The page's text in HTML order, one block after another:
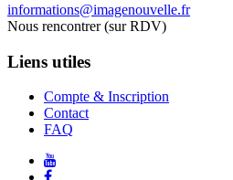
informations@imagenouvelle.fr
Nous rencontrer (sur RDV)
Liens utiles
Compte & Inscription
Contact
FAQ